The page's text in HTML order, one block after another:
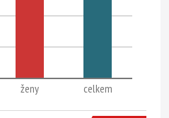
ženy celkem